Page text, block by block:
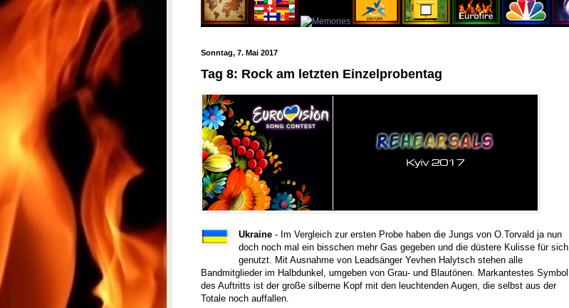
Sonntag, 7. Mai 2017
Tag 8: Rock am letzten Einzelprobentag
Ukraine- Im Vergleich zur ersten Probe haben die Jungs von O.Torvald ja nun
doch noch mal ein bisschen mehr Gas gegeben und die düstere Kulisse für sich
genutzt. Mit Ausnahme von Leadsänger Yevhen Halytsch stehen alle
Bandmitglieder im Halbdunkel, umgeben von Grau- und Blautönen. Markantestes Symbol
des Auftritts ist der große silberne Kopf mit den leuchtenden Augen, die selbst aus der
Totale noch auffallen.